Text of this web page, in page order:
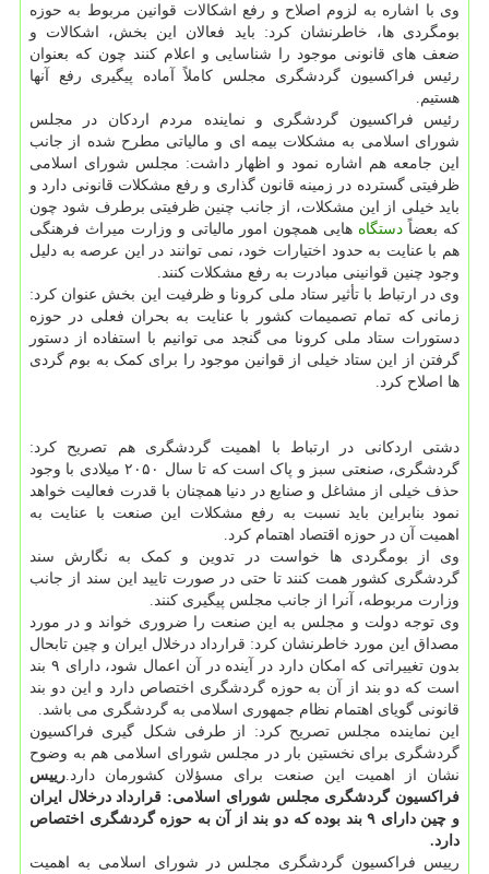
وی با اشاره به لزوم اصلاح و رفع اشکالات قوانین مربوط به حوزه
بومگردی ها، خاطرنشان کرد: باید فعالان این بخش، اشکالات و
ضعف های قانونی موجود را شناسایی و اعلام کنند چون که بعنوان
رئیس فراکسیون گردشگری مجلس کاملاً آماده پیگیری رفع آنها
هستیم.
رئیس فراکسیون گردشگری و نماینده مردم اردکان در مجلس
شورای اسلامی به مشکلات بیمه ای و مالیاتی مطرح شده از جانب
این جامعه هم اشاره نمود و اظهار داشت: مجلس شورای اسلامی
ظرفیتی گسترده در زمینه قانون گذاری و رفع مشکلات قانونی دارد و
باید خیلی از این مشکلات، از جانب چنین ظرفیتی برطرف شود چون
که بعضاً دستگاه هایی همچون امور مالیاتی و وزارت میراث فرهنگی
هم با عنایت به حدود اختیارات خود، نمی توانند در این عرصه به دلیل
وجود چنین قوانینی مبادرت به رفع مشکلات کنند.
وی در ارتباط با تأثیر ستاد ملی کرونا و ظرفیت این بخش عنوان کرد:
زمانی که تمام تصمیمات کشور با عنایت به بحران فعلی در حوزه
دستورات ستاد ملی کرونا می گنجد می توانیم با استفاده از دستور
گرفتن از این ستاد خیلی از قوانین موجود را برای کمک به بوم گردی
ها اصلاح کرد.
دشتی اردکانی در ارتباط با اهمیت گردشگری هم تصریح کرد:
گردشگری، صنعتی سبز و پاک است که تا سال ۲۰۵۰ میلادی با وجود
حذف خیلی از مشاغل و صنایع در دنیا همچنان با قدرت فعالیت خواهد
نمود بنابراین باید نسبت به رفع مشکلات این صنعت با عنایت به
اهمیت آن در حوزه اقتصاد اهتمام کرد.
وی از بومگردی ها خواست در تدوین و کمک به نگارش سند
گردشگری کشور همت کنند تا حتی در صورت تایید این سند از جانب
وزارت مربوطه، آنرا از جانب مجلس پیگیری کنند.
وی توجه دولت و مجلس به این صنعت را ضروری خواند و در مورد
مصداق این مورد خاطرنشان کرد: قرارداد درخلال ایران و چین تابحال
بدون تغییراتی که امکان دارد در آینده در آن اعمال شود، دارای ۹ بند
است که دو بند از آن به حوزه گردشگری اختصاص دارد و این دو بند
قانونی گویای اهتمام نظام جمهوری اسلامی به گردشگری می باشد.
این نماینده مجلس تصریح کرد: از طرفی شکل گیری فراکسیون
گردشگری برای نخستین بار در مجلس شورای اسلامی هم به وضوح
نشان از اهمیت این صنعت برای مسؤلان کشورمان دارد. رییس
فراکسیون گردشگری مجلس شورای اسلامی: قرارداد درخلال ایران
و چین دارای ۹ بند بوده که دو بند از آن به حوزه گردشگری اختصاص
دارد.
رییس فراکسیون گردشگری مجلس در شورای اسلامی به اهمیت